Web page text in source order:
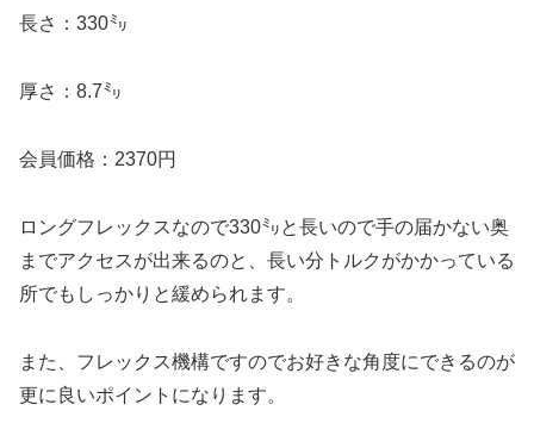
長さ：330㍉
厚さ：8.7㍉
会員価格：2370円
ロングフレックスなので330㍉と長いので手の届かない奥
までアクセスが出来るのと、長い分トルクがかかっている
所でもしっかりと緩められます。
また、フレックス機構ですのでお好きな角度にできるのが
更に良いポイントになります。